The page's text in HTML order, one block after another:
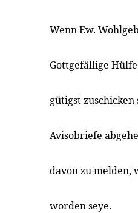
Wenn Ew.
Gottgefällige
gütigst
Avisobriefe
davon zu melden,
worden seye.